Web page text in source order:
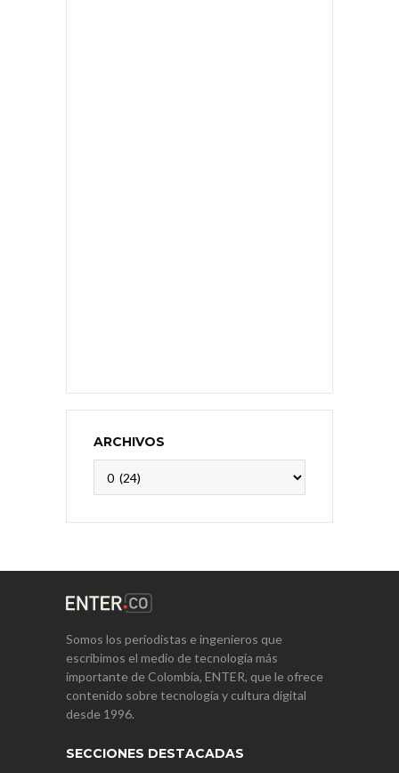
ARCHIVOS
Somos los periodistas e ingenieros que
escribimos el medio de tecnología más
importante de Colombia, ENTER, que le ofrece
contenido sobre tecnología y cultura digital
desde 1996.
SECCIONES DESTACADAS